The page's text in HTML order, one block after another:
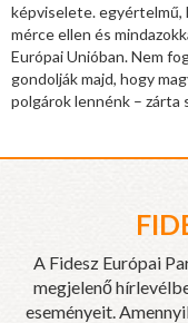
képviselete. egyértelmű,
mérce ellen és
Európai Unióban. Nem
gondolják majd, hogy
polgárok lennénk – zárta
A Fidesz Európai
megjelenő
eseményeit.